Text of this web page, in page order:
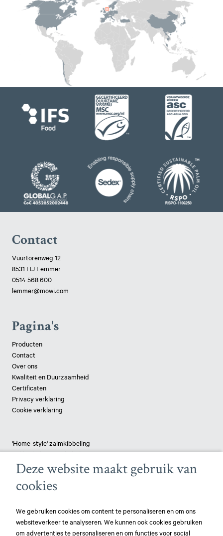
Contact
Vuurtorenweg 12
8531 HJ Lemmer
0514 568 600
lemmer@mowi.com
Pagina's
Producten
Contact
Over ons
Kwaliteit en Duurzaamheid
Certificaten
Privacy verklaring
Cookie verklaring
'Home-style' zalmkibbeling
Lekkerbekjes van kabeljauw
Tilapia 'Delight'
Crispy Combi
Koolvis met tapenade
Vispizza - pangasius
Deze website maakt gebruik van
cookies
We gebruiken cookies om content te personaliseren en om ons
websiteverkeer te analyseren. We kunnen ook cookies gebruiken
om advertenties te personaliseren en om functies voor social